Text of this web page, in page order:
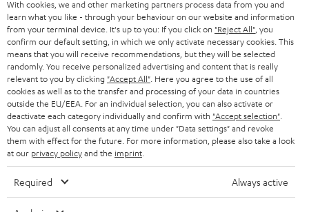
With cookies, we and other marketing partners process data from you and
learn what you like - through your behaviour on our website and information
from your terminal device. It's up to you: If you click on "Reject All" , you
confirm our default setting, in which we only activate necessary cookies. This
means that you will receive recommendations, but they will be selected
randomly. You receive personalized advertising and content that is really
relevant to you by clicking "Accept All" . Here you agree to the use of all
cookies as well as to the transfer and processing of your data in countries
outside the EU/EEA. For an individual selection, you can also activate or
deactivate each category individually and confirm with "Accept selection"
You can adjust all consents at any time under "Data settings" and revoke
them with effect for the future. For more information, please also take a look
at our privacy policyand the imprint
Required Always active